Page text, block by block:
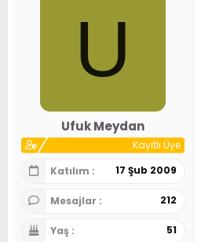
U
Ufuk Meydan
Kayıtlı Üye
Katılım
17 Şub 2009
Mesajlar 212
Yaş 51